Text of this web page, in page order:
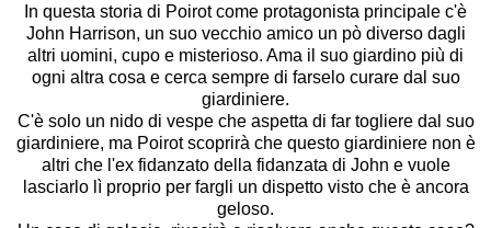
In questa storia di Poirot come protagonista principale c'è
John Harrison, un suo vecchio amico un pò diverso dagli
altri uomini, cupo e misterioso. Ama il suo giardino più di
ogni altra cosa e cerca sempre di farselo curare dal suo
giardiniere.
C'è solo un nido di vespe che aspetta di far togliere dal suo
giardiniere, ma Poirot scoprirà che questo giardiniere non è
altri che l'ex fidanzato della fidanzata di John e vuole
lasciarlo lì proprio per fargli un dispetto visto che è ancora
geloso.